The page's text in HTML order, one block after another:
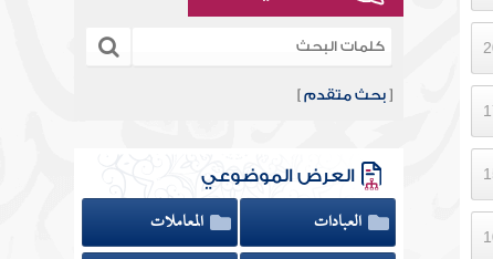
[بحث متقدم ]
العرض الموضوعي
العبادات
المعاملات